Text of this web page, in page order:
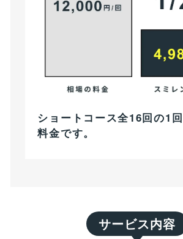
ショートコース全16回の1
料金です。
サービス内容